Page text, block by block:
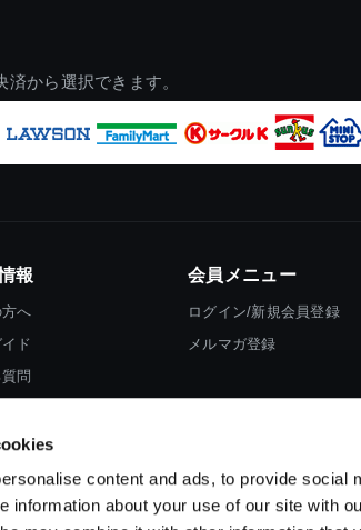
content and ads, to provide social
information about your use of our site with
から選択できます。
報
へ
ド
問
会員メニュー
ログイン/新規会員登録
メルマガ登録